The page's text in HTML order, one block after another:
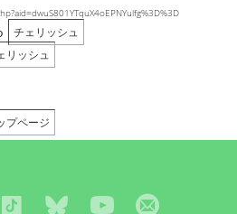
チェリッシュ
リッシュ
プページ